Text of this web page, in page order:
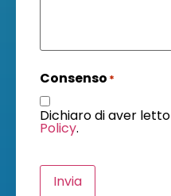
Consenso *
Dichiaro di aver
Policy.
Invia